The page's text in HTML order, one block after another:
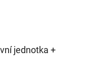
jednotka +